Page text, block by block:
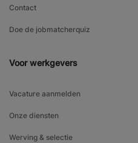
Contact
Doe de jobmatcherquiz
Voor werkgevers
Vacature aanmelden
Onze diensten
Werving & selectie